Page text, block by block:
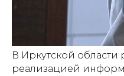
В Иркутской области
реализацией